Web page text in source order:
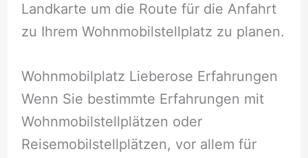
Landkarte um die Route für die Anfahrt
zu Ihrem Wohnmobilstellplatz zu planen.
Wohnmobilplatz Lieberose Erfahrungen
Wenn Sie bestimmte Erfahrungen mit
Wohnmobilstellplätzen oder
Reisemobilstellplätzen, vor allem für